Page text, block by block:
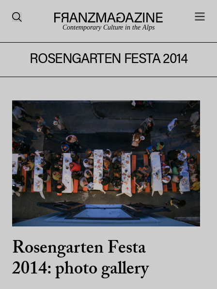
Contemporary Culture in the Alps
ROSENGARTEN FESTA 2014
Rosengarten Festa
2014: photo gallery